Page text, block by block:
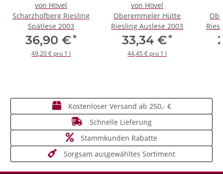
von Hövel
Scharzhofberg Riesling
Spätlese 2003
36,90 €*
49,20 € pro 1 l
von Hövel
Oberemmeler Hütte
Riesling Auslese 2003
33,34 €*
44,45 € pro 1 l
Kostenloser Versand ab 250,- €
Schnelle Lieferung
Stammkunden Rabatte
Sorgsam ausgewähltes Sortiment